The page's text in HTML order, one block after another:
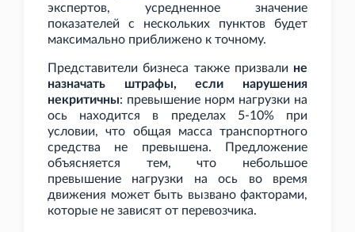
экспертов, усредненное значение
показателей с нескольких пунктов будет
максимально приближено к точному.
Представители бизнеса также призвали не
назначать штрафы, если нарушения
некритичны: превышение норм нагрузки на
ось находится в пределах 5-10% при
условии, что общая масса транспортного
средства не превышена. Предложение
объясняется тем, что небольшое
превышение нагрузки на ось во время
движения может быть вызвано факторами,
которые не зависят от перевозчика.